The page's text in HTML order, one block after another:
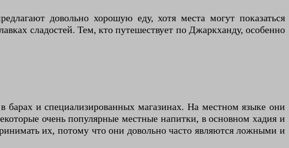
довольно хорошую еду, хотя места могут показаться
сладостей. Тем, кто путешествует по Джаркханду, особенно
и специализированных магазинах. На местном языке они
очень популярные местные напитки, в основном хадия и
их, потому что они довольно часто являются ложными и